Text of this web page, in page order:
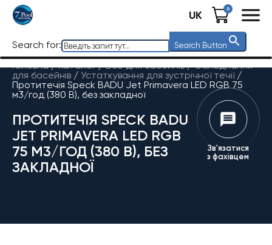
UK 0
Search for: Search Button
Головна / Каталог/Все для басейнів/Обладнання
для басейнів / Устаткування для зустрічної течії/
Протитечія Speck BADU Jet Primavera LED RGB 75
м3/год (380 В), без закладної
ПРОТИТЕЧІЯ SPECK BADU
JET PRIMAVERA LED RGB
75 М3/ГОД (380 В), БЕЗ
ЗАКЛАДНОЇ
Зв'язатися
з фахівцем